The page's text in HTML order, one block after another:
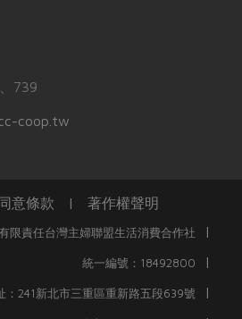
739
coop.tw
意條款 | 著作權聲明
限責任台灣主婦聯盟生活消費合作社 |
統一編號：18492800 |
：241新北市三重區重新路五段639號 |